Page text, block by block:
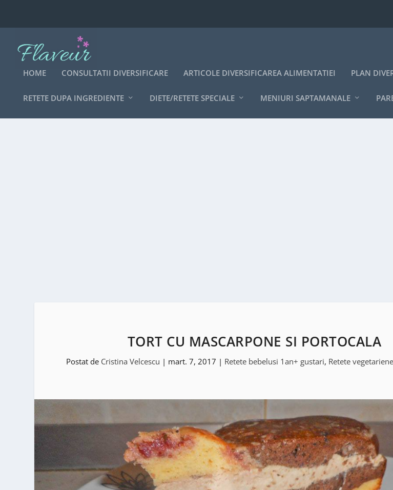
HOME CONSULTATII DIVERSIFICARE ARTICOLE DIVERSIFICAREA ALIMENTATIEI PLAN
RETETE DUPA INGREDIENTE DIETE/RETETE SPECIALE MENIURI SAPTAMANALE
TORT CU MASCARPONE SI PORTOCALA
Postat de Cristina Velcescu | mart. 7, 2017 | Retete bebelusi 1an+ gustari, Retete vegetariene